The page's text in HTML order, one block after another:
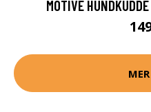
MOTIVE